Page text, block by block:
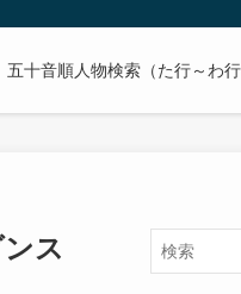
名人の学歴や高校・大学の偏差
五十音順人物検索（た行～わ
ス